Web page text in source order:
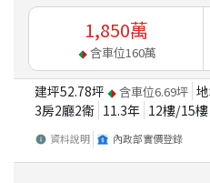
1,850萬
含車位160萬
建坪52.78坪 含車位6.69坪
3房2廳2衛 11.3年 12樓/15樓
資料說明 內政部實價登錄